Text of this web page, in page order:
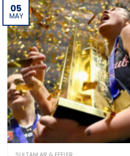
05
MAY